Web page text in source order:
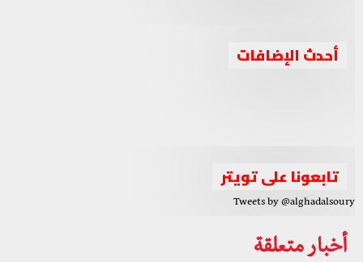
أحدث الإضافات
جبهة السلام والحرية تدين استهداف حزب العمال
الكوردستاني لقوات البيشمركة بإقليم كوردستان
جبهة السلام والحرية تعقد اجتماعا برئاسة الشيخ أحمد الجربا
تابعونا على تويتر
Tweets by @alghadalsoury
أخبار متعلقة